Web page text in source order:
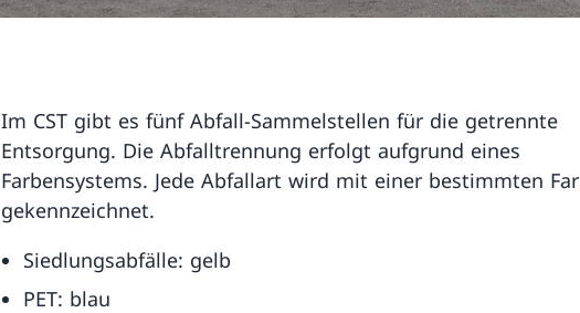
Im CST gibt es fünf Abfall-Sammelstellen für die getrennte
Entsorgung. Die Abfalltrennung erfolgt aufgrund eines
Farbensystems. Jede Abfallart wird mit einer bestimmten
gekennzeichnet.
Siedlungsabfälle: gelb
PET: blau